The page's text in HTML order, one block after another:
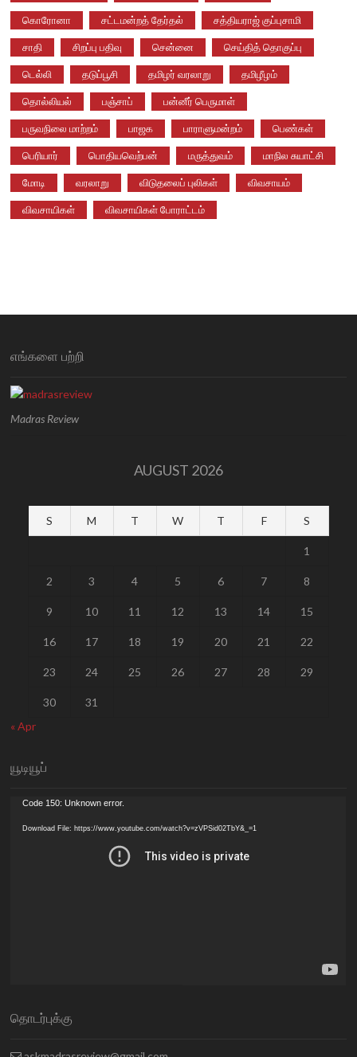
கொரோனா சட்டமன்றத் தேர்தல் சத்தியராஜ் குப்புசாமி
சாதி சிறப்பு பதிவு சென்னை செய்தித் தொகுப்பு
டெல்லி தடுப்பூசி தமிழர் வரலாறு தமிழீழம்
தொல்லியல் பஞ்சாப் பன்னீர் பெருமாள்
பருவநிலை மாற்றம் பாஜக பாராளுமன்றம் பெண்கள்
பெரியார் பொதியவெற்பன் மருத்துவம் மாநில சுயாட்சி
மோடி வரலாறு விடுதலைப் புலிகள் விவசாயம்
விவசாயிகள் விவசாயிகள் போராட்டம்
எங்களை பற்றி
Madras Review
AUGUST 2026
S M T W T F S
1
2 3 4 5 6 7 8
9 10 11 12 13 14 15
16 17 18 19 20 21 22
23 24 25 26 27 28 29
30
31
« Apr
யூடியூப்
Video
Code 150: Unknown error.
Download File: https://www.youtube.com/watch?v=zVPSid02TbY&_=1
தொடர்புக்கு